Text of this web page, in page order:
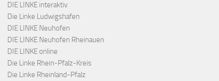
DIE LINKE interaktiv
Die Linke Ludwigshafen
DIE LINKE Neuhofen
DIE LINKE Neuhofen Rheinauen
DIE LINKE online
Die Linke Rhein-Pfalz-Kreis
Die Linke Rheinland-Pfalz